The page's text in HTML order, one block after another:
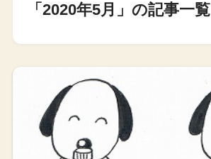
「2020年5月」の記事一覧